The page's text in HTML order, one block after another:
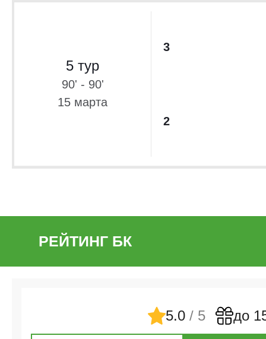
5 тур
90' - 90'
15 марта
3
2
РЕЙТИНГ БК
5.0 / 5 до